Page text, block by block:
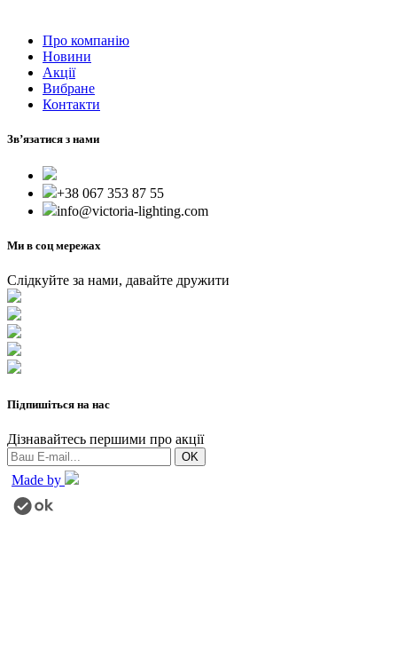
Про компанію
Новини
Акції
Вибране
Контакти
Зв’язатися з нами
+38 067 353 87 55
info@victoria-lighting.com
Ми в соц мережах
Слідкуйте за нами, давайте дружити
Підпишіться на нас
Дізнавайтесь першими про акції
Made by